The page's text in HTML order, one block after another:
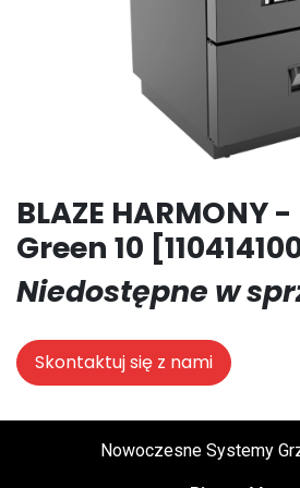
BLAZE HARMONY
Green 10
Niedostępne w
Skontaktuj się z nami
Nowoczesne Systemy